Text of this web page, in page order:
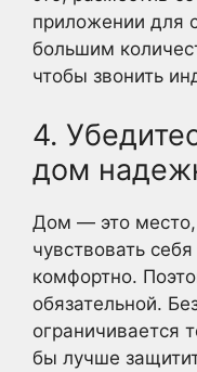
приложении для
большим
чтобы звонить
4.
дом
Дом — это
чувствовать
комфортно.
обязательной.
ограничивается
бы лучше